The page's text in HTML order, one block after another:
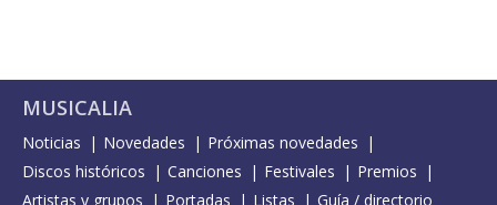
MUSICALIA
Noticias Novedades
Próximas novedades
Discos históricos
Canciones Festivales
Premios
Artistas y grupos
Portadas Listas Guía / directorio